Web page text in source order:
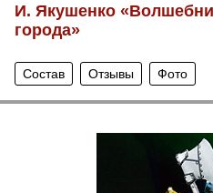
И. Якушенко
города»
Состав Отзывы Фото